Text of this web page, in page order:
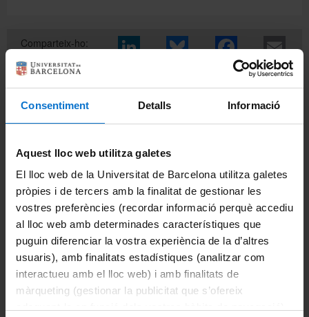
Consentiment Detalls Informació
Aquest lloc web utilitza galetes
El lloc web de la Universitat de Barcelona utilitza galetes
pròpies i de tercers amb la finalitat de gestionar les
vostres preferències (recordar informació perquè accediu
al lloc web amb determinades característiques que
puguin diferenciar la vostra experiència de la d’altres
usuaris), amb finalitats estadístiques (analitzar com
interactueu amb el lloc web) i amb finalitats de
màrqueting (gestionar la publicitat que s’ofereix
Comparteix-ho:
Imprimeix
Departaments
Ciències Fisiològiques
Cirurgia i Especialitats Medicoquirúrgiques
Fonaments Clinics
Medicina
Odontoestomatologia